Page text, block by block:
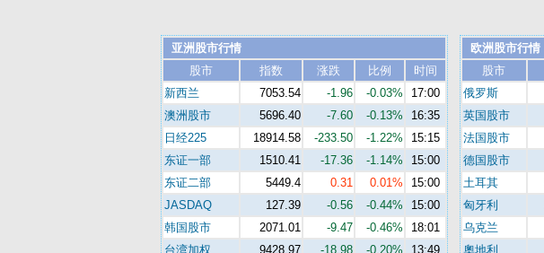
亚洲股市行情
股市
指数 涨跌 比例
时间
新西兰
7053.54 -1.96 -0.03%
17:00
澳洲股市
5696.40 -7.60 -0.13%
16:35
日经225
18914.58 -233.50 -1.22%
15:15
东证一部
1510.41 -17.36 -1.14%
15:00
东证二部
5449.4 0.31 0.01%
15:00
JASDAQ
127.39 -0.56 -0.44%
15:00
韩国股市
2071.01 -9.47 -0.46%
18:01
台湾加权
9428.97 -18.98 -0.20%
13:49
欧洲股市行情
股市
俄罗斯
英国股市
法国股市
德国股市
土耳其
匈牙利
乌克兰
奧地利